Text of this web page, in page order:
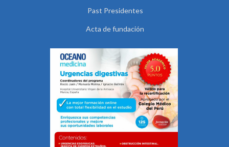
Past Presidentes
Acta de fundación